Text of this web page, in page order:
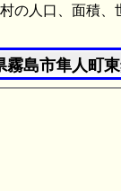
の人口、面積
霧島市隼人町